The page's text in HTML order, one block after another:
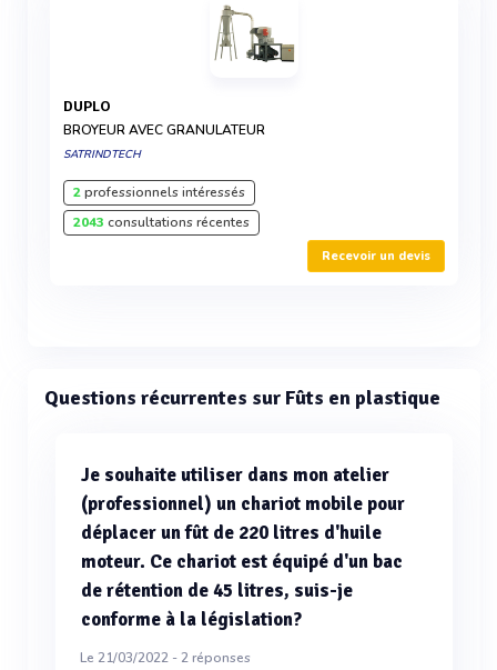
DUPLO
BROYEUR AVEC GRANULATEUR
SATRINDTECH
2professionnels intéressés
2043 consultations récentes
Recevoir un devis
Questions récurrentes sur Fûts en plastique
Je souhaite utiliser dans mon atelier
(professionnel) un chariot mobile pour
déplacer un fût de 220 litres d'huile
moteur. Ce chariot est équipé d'un bac
de rétention de 45 litres, suis-je
conforme à la législation?
Le 21/03/2022 -2réponses